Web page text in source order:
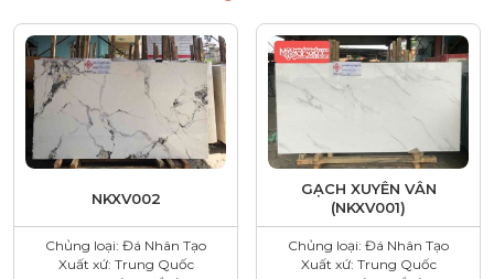
NKXV002
Chủng loại: Đá Nhân Tạo
Xuất xứ: Trung Quốc
GẠCH XUYÊN VÂN
(NKXV001)
Chủng loại: Đá Nhân Tạo
Xuất xứ: Trung Quốc